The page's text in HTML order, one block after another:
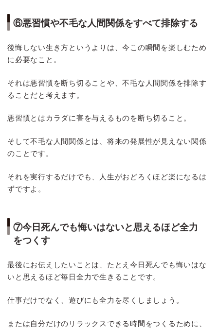
⑥悪習慣や不毛な人間関係をすべて排除する
後悔しない生き方というよりは、今この瞬間を楽しむため
に必要なこと。
それは悪習慣を断ち切ることや、不毛な人間関係を排除す
ることだと考えます。
悪習慣とはカラダに害を与えるものを断ち切ること。
そして不毛な人間関係とは、将来の発展性が見えない関係
のことです。
それを実行するだけでも、人生がおどろくほど楽になるは
ずですよ。
⑦今日死んでも悔いはないと思えるほど全力
をつくす
最後にお伝えしたいことは、たとえ今日死んでも悔いはな
いと思えるほど毎日全力で生きることです。
仕事だけでなく、遊びにも全力を尽くしましょう。
または自分だけのリラックスできる時間をつくるために、